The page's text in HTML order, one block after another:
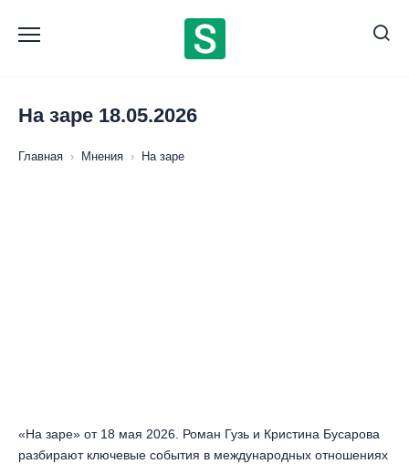
содержанию
На заре 18.05.2026
Главная › Мнения › На заре
«На заре» от 18 мая 2026. Роман Гузь и Кристина Бусарова
разбирают ключевые события в международных отношениях